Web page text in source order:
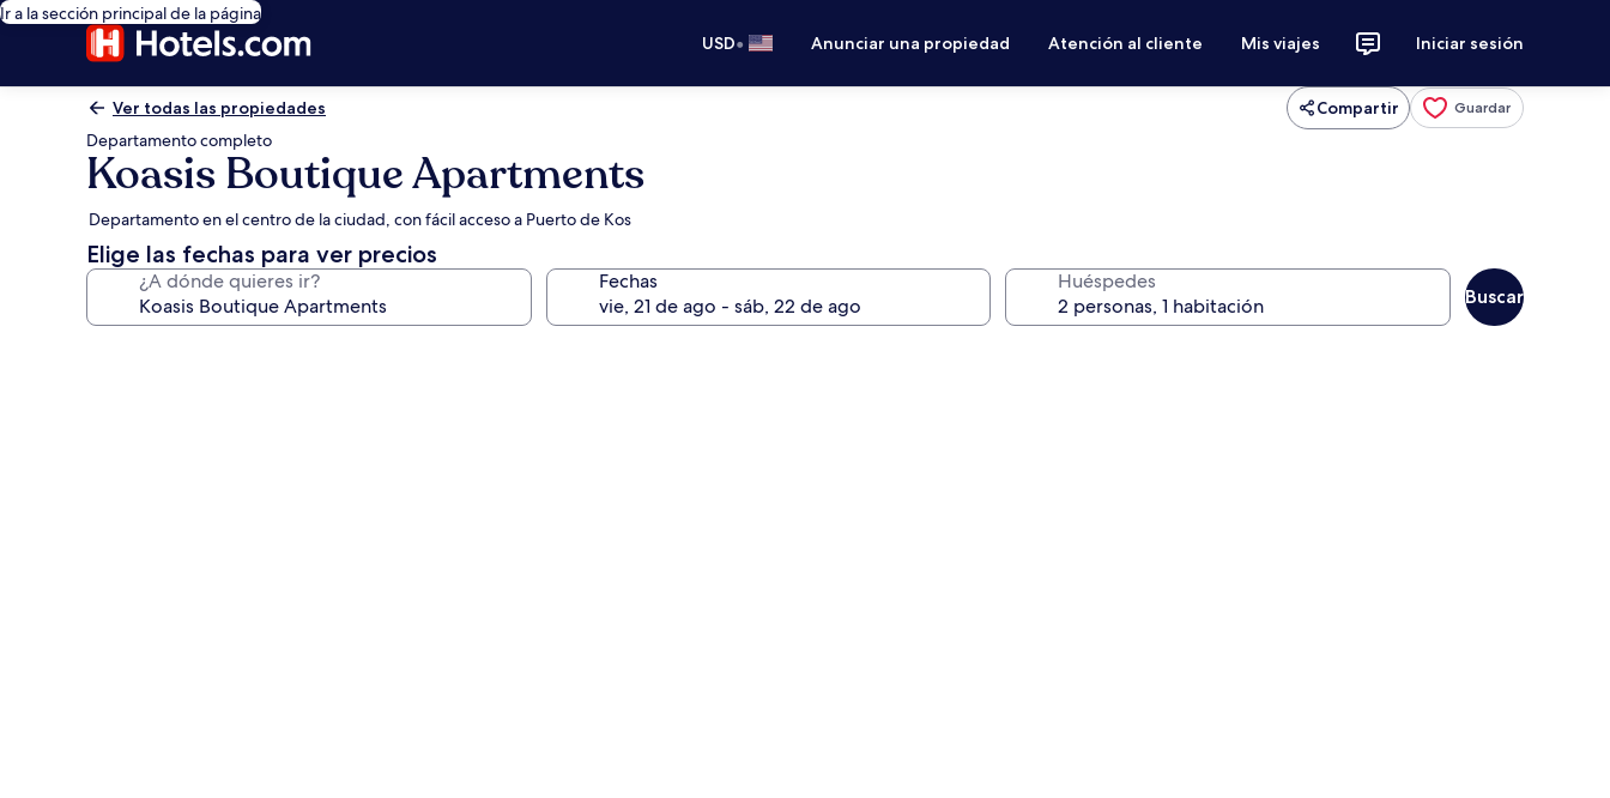
Ir a la sección principal de la página
USD• Anunciar una propiedad Atención al cliente Mis viajes Iniciar sesión
Ver todas las propiedades Compartir Guardar
Departamento completo
Koasis Boutique Apartments
Departamento en el centro de la ciudad, con fácil acceso a Puerto de Kos
Elige las fechas para ver precios
¿A dónde quieres ir? Fechas Huéspedes
Buscar